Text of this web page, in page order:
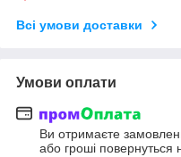
Всі умови доставки
Умови оплати
Ви отримаєте
або гроші повернуться